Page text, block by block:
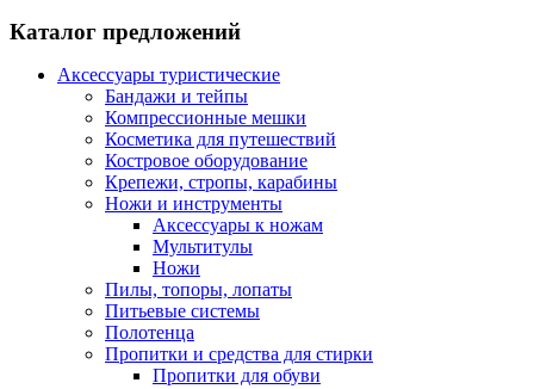
Каталог предложений
Аксессуары туристические
Бандажи и тейпы
Компрессионные мешки
Косметика для путешествий
Костровое оборудование
Крепежи, стропы, карабины
Ножи и инструменты
Аксессуары к ножам
Мультитулы
Ножи
Пилы, топоры, лопаты
Питьевые системы
Полотенца
Пропитки и средства для стирки
Пропитки для обуви